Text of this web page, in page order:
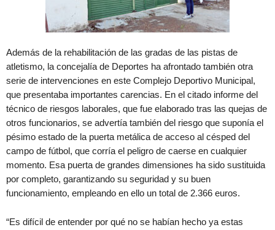
Además de la rehabilitación de las gradas de las pistas de
atletismo, la concejalía de Deportes ha afrontado también otra
serie de intervenciones en este Complejo Deportivo Municipal,
que presentaba importantes carencias. En el citado informe del
técnico de riesgos laborales, que fue elaborado tras las quejas de
otros funcionarios, se advertía también del riesgo que suponía el
pésimo estado de la puerta metálica de acceso al césped del
campo de fútbol, que corría el peligro de caerse en cualquier
momento. Esa puerta de grandes dimensiones ha sido sustituida
por completo, garantizando su seguridad y su buen
funcionamiento, empleando en ello un total de 2.366 euros.
“Es difícil de entender por qué no se habían hecho ya estas